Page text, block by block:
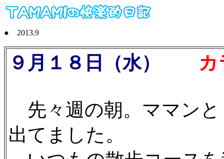
● 2013.9
９月１８日（水） カラ
先々週の朝。ママン
出てました。